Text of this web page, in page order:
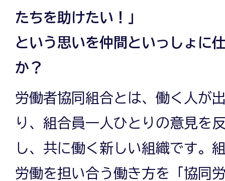
たちを助けたい！」
という思いを仲間といっしょに
か？
労働者協同組合とは、働く人が
り、組合員一人ひとりの意見を
し、共に働く新しい組織です。
労働を担い合う働き方を「協同